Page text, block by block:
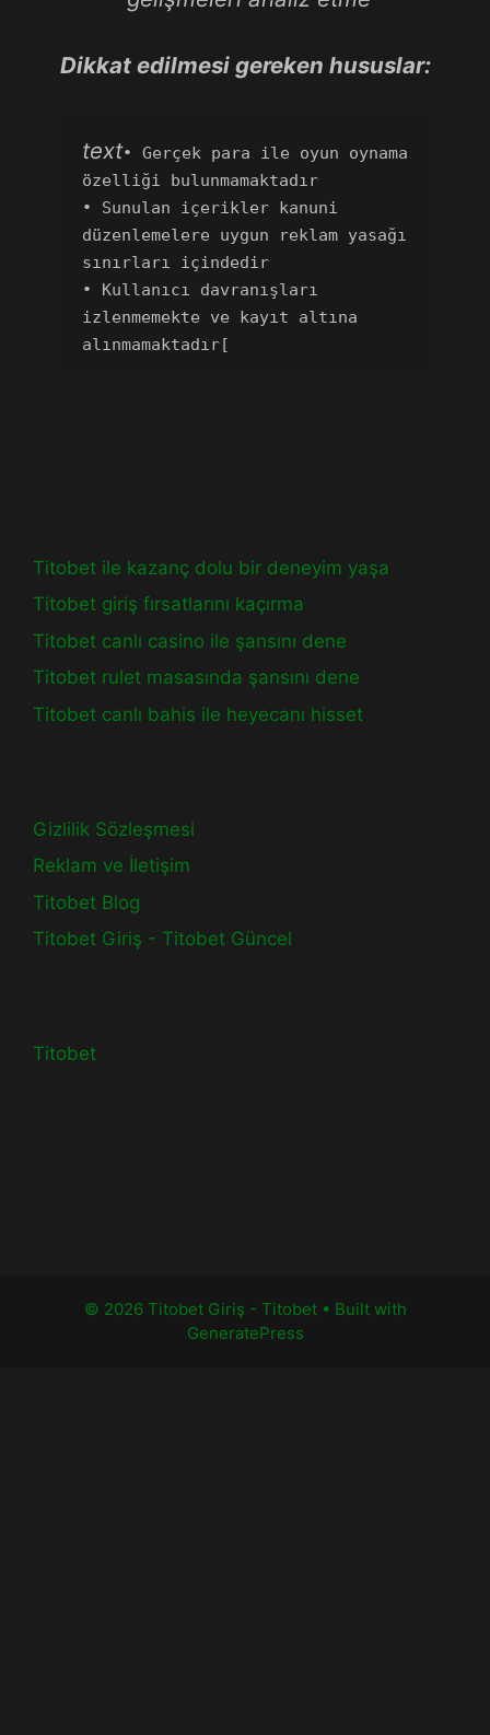
Dikkat edilmesi gereken hususlar:
text• Gerçek para ile oyun oynama
özelliği bulunmamaktadır
• Sunulan içerikler kanuni
düzenlemelere uygun reklam yasağı
sınırları içindedir
• Kullanıcı davranışları
izlenmemekte ve kayıt altına
alınmamaktadır[
Titobet ile kazanç dolu bir deneyim yaşa
Titobet giriş fırsatlarını kaçırma
Titobet canlı casino ile şansını dene
Titobet rulet masasında şansını dene
Titobet canlı bahis ile heyecanı hisset
Gizlilik Sözleşmesi
Reklam ve İletişim
Titobet Blog
Titobet Giriş - Titobet Güncel
Titobet
© 2026 Titobet Giriş - Titobet• Built with
GeneratePress